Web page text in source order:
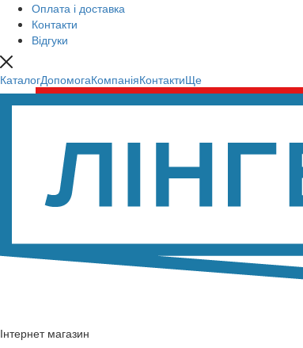
Оплата і доставка
Контакти
Відгуки
КаталогДопомогаКомпаніяКонтактиЩе
Інтернет магазин